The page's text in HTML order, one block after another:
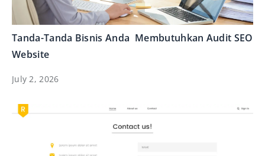
Tanda-Tanda Bisnis Anda Membutuhkan Audit SEO
Website
July 2, 2026